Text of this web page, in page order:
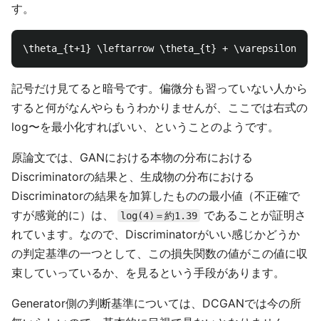
す。
記号だけ見てると暗号です。偏微分も習っていない人から
すると何がなんやらもうわかりませんが、ここでは右式の
log〜を最小化すればいい、ということのようです。
原論文では、GANにおける本物の分布における
Discriminatorの結果と、生成物の分布における
Discriminatorの結果を加算したものの最小値（不正確で
すが感覚的に）は、
log(4)＝約1.39
であることが証明さ
れています。なので、Discriminatorがいい感じかどうか
の判定基準の一つとして、この損失関数の値がこの値に収
束していっているか、を見るという手段があります。
Generator側の判断基準については、DCGANでは今の所